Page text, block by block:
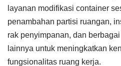
layanan modifikasi container
penambahan partisi ruangan,
rak penyimpanan, dan
lainnya untuk meningkatkan
fungsionalitas ruang kerja.